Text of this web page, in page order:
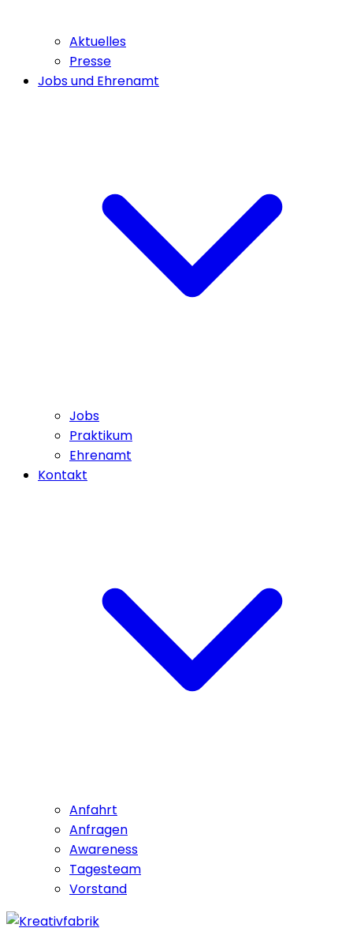
Aktuelles
Presse
Jobs und Ehrenamt
Jobs
Praktikum
Ehrenamt
Kontakt
Anfahrt
Anfragen
Awareness
Tagesteam
Vorstand